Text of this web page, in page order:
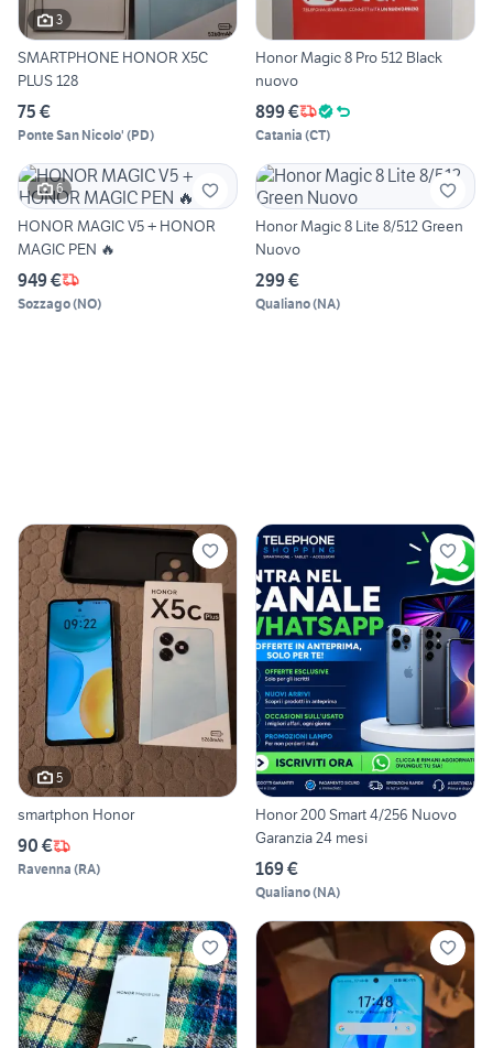
3
SMARTPHONE HONOR X5C
PLUS 128
75 €
Ponte San Nicolo' (PD)
Honor Magic 8 Pro 512 Black
nuovo
899 €
Catania (CT)
6
HONOR MAGIC V5 + HONOR
MAGIC PEN 🔥
949 €
Sozzago(NO)
Honor Magic 8 Lite 8/512 Green
Nuovo
299 €
Qualiano(NA)
5
smartphon Honor
90 €
Ravenna (RA)
Honor 200 Smart 4/256 Nuovo
Garanzia 24 mesi
169 €
Qualiano(NA)